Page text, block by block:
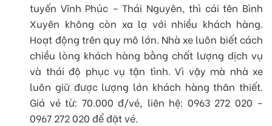
tuyến Vĩnh Phúc – Thái Nguyên, thì cái tên Bình
Xuyên không còn xa lạ với nhiều khách hàng.
Hoạt động trên quy mô lớn. Nhà xe luôn biết cách
chiều lòng khách hàng bằng chất lượng dịch vụ
và thái độ phục vụ tận tình. Vì vậy mà nhà xe
luôn giữ được lượng lớn khách hàng thân thiết.
Giá vé từ: 70.000 đ/vé, liên hệ: 0963 272 020 –
0967 272 020 để đặt vé.